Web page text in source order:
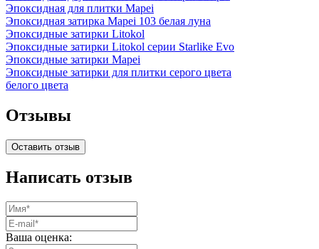
Эпоксидная для плитки Mapei
Эпоксидная затирка Mapei 103 белая луна
Эпоксидные затирки Litokol
Эпоксидные затирки Litokol серии Starlike Evo
Эпоксидные затирки Mapei
Эпоксидные затирки для плитки серого цвета
белого цвета
Отзывы
Оставить отзыв
Написать отзыв
Ваша оценка: